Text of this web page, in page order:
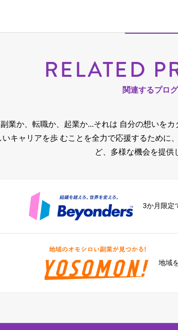
RELATED
関連するプロ
業か、転職か、起業か...それは 自分の想いをカ
キャリアを歩 むことを全力で応援するために、
ど、多様な機会を提供
3か月限定
地域